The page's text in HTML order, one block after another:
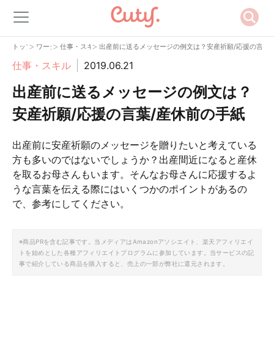
トップ> ワーク> 仕事・スキル
> 出産前に送るメッセージの例文は？安産祈願/応援の言葉
仕事・スキル 2019.06.21
出産前に送るメッセージの例文は？
安産祈願/応援の言葉/産休前の手紙
出産前に安産祈願のメッセージを贈りたいと考えている
方も多いのではないでしょうか？出産間近になると産休
を取るお母さんもいます。そんなお母さんに応援するよ
うな言葉を伝える際にはいくつかのポイントがあるの
で、参考にしてください。
※商品PRを含む記事です。当メディアはAmazonアソシエイト、楽天アフィリエイ
トを始めとした各種アフィリエイトプログラムに参加しています。当サービスの記
事で紹介している商品を購入すると、売上の一部が弊社に還元されます。